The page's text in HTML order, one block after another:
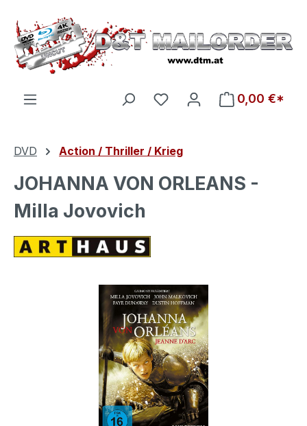
Zum Hauptinhalt springen
Du hast 0 Produkte auf
0,00 €*
DVD Action / Thriller / Krieg
JOHANNA VON ORLEANS -
Milla Jovovich
Bildergalerie überspringen